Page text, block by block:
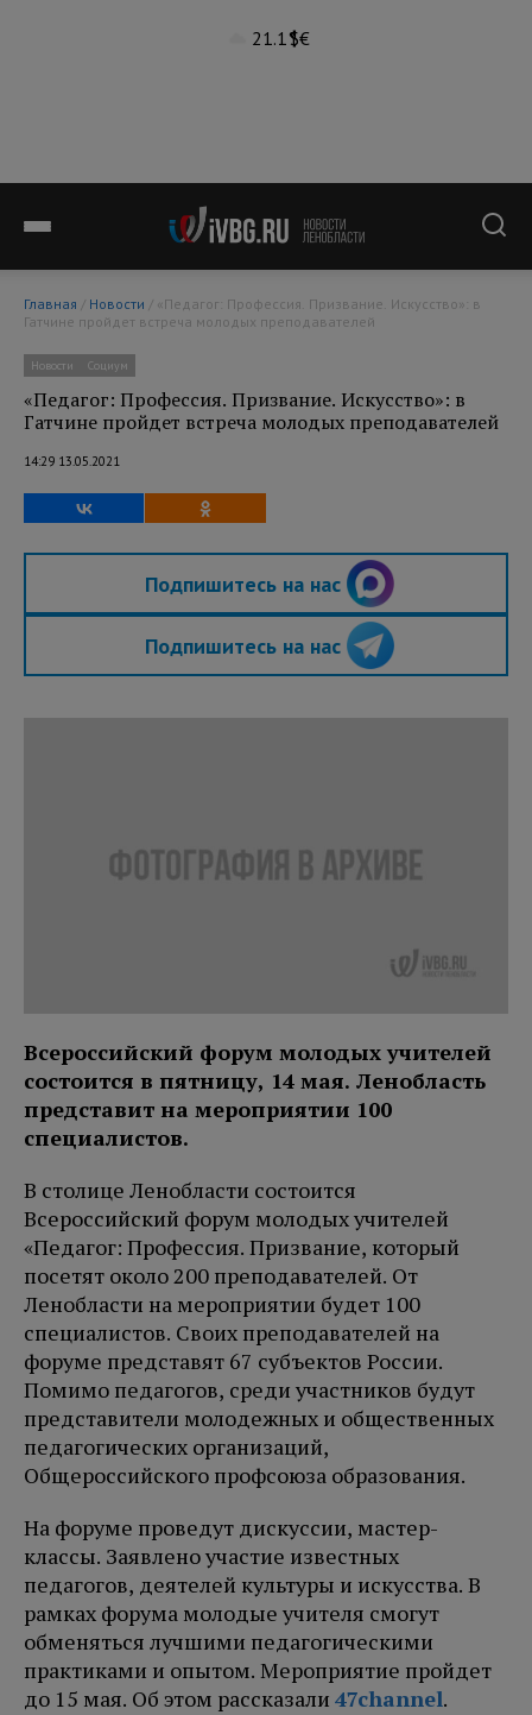
21.1°$€
Главная / Новости
Гатчине пройдет встреча молодых преподавателей
Новости Социум
«Педагог: Профессия. Призвание. Искусство»: в
Гатчине пройдет встреча молодых преподавателей
14:29 13.05.2021
Подпишитесь на нас
Подпишитесь на нас
Всероссийский форум молодых учителей
состоится в пятницу, 14 мая. Ленобласть
представит на мероприятии 100
специалистов.
В столице Ленобласти состоится
Всероссийский форум молодых учителей
«Педагог: Профессия. Призвание, который
посетят около 200 преподавателей. От
Ленобласти на мероприятии будет 100
специалистов. Своих преподавателей на
форуме представят 67 субъектов России.
Помимо педагогов, среди участников будут
представители молодежных и общественных
педагогических организаций,
Общероссийского профсоюза образования.
На форуме проведут дискуссии, мастер-
классы. Заявлено участие известных
педагогов, деятелей культуры и искусства. В
рамках форума молодые учителя смогут
обменяться лучшими педагогическими
практиками и опытом. Мероприятие пройдет
до 15 мая. Об этом рассказали 47channel.